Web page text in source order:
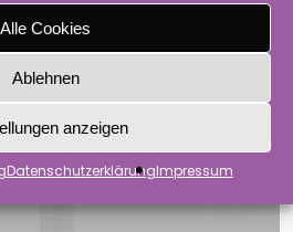
Alle Cookies
Ablehnen
anzeigen
DatenschutzerklärungImpressum